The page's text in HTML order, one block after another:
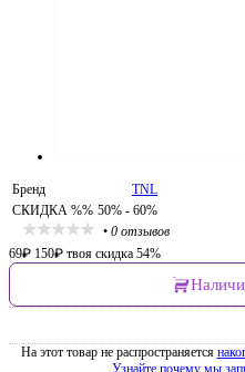
Бренд
TNL
СКИДКА %% 50% - 60%
• 0 отзывов
69₽ 150₽ твоя скидка 54%
На этот товар не распространяется
Узнайте почему мы